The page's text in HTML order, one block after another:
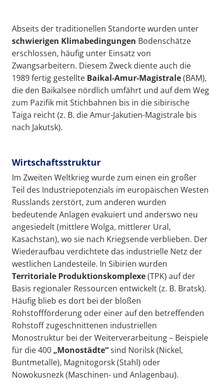
Abseits der traditionellen Standorte wurden unter
schwierigen Klimabedingungen Bodenschätze
erschlossen, häufig unter Einsatz von
Zwangsarbeitern. Diesem Zweck diente auch die
1989 fertig gestellte Baikal-Amur-Magistrale(BAM),
die den Baikalsee nördlich umfährt und auf dem Weg
zum Pazifik mit Stichbahnen bis in die sibirische
Taiga reicht (z. B. die Amur-Jakutien-Magistrale bis
nach Jakutsk).
Wirtschaftsstruktur
Im Zweiten Weltkrieg wurde zum einen ein großer
Teil des Industriepotenzials im europäischen Westen
Russlands zerstört, zum anderen wurden
bedeutende Anlagen evakuiert und anderswo neu
angesiedelt (mittlere Wolga, mittlerer Ural,
Kasachstan), wo sie nach Kriegsende verblieben. Der
Wiederaufbau verdichtete das industrielle Netz der
westlichen Landesteile. In Sibirien wurden
Territoriale Produktionskomplexe(TPK) auf der
Basis regionaler Ressourcen entwickelt (z. B. Bratsk).
Häufig blieb es dort bei der bloßen
Rohstoffförderung oder einer auf den betreffenden
Rohstoff zugeschnittenen industriellen
Monostruktur bei der Weiterverarbeitung – Beispiele
für die 400 „Monostädte“sind Norilsk (Nickel,
Buntmetalle), Magnitogorsk (Stahl) oder
Nowokusnezk (Maschinen- und Anlagenbau).